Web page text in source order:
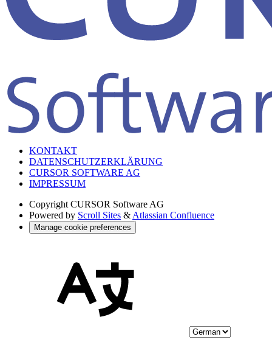
KONTAKT
DATENSCHUTZERKLÄRUNG
CURSOR SOFTWARE AG
IMPRESSUM
Copyright CURSOR Software AG
Powered by Scroll Sites & Atlassian Confluence
Manage cookie preferences